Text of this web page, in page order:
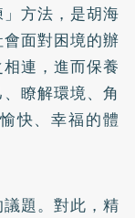
方法，是胡海
面對困境的辦
連，進而保養
瞭解環境、角
快、幸福的體
題。對此，精